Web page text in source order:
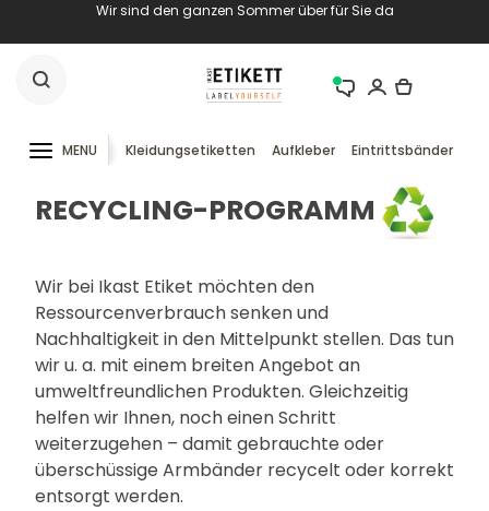
Wir sind den ganzen Sommer über für Sie da
MENU Kleidungsetiketten Aufkleber Eintrittsbänder
RECYCLING-PROGRAMM
Wir bei Ikast Etiket möchten den
Ressourcenverbrauch senken und
Nachhaltigkeit in den Mittelpunkt stellen. Das tun
wir u. a. mit einem breiten Angebot an
umweltfreundlichen Produkten. Gleichzeitig
helfen wir Ihnen, noch einen Schritt
weiterzugehen – damit gebrauchte oder
überschüssige Armbänder recycelt oder korrekt
entsorgt werden.